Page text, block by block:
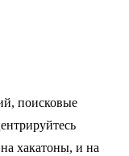
поисковые
хакатоны, и на